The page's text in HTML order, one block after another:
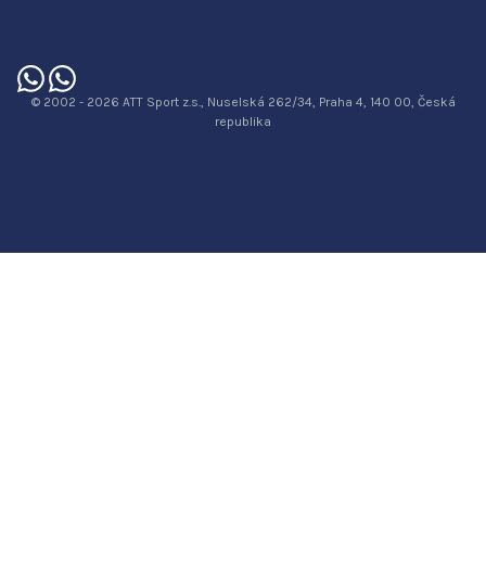
© 2002 - 2026 ATT Sport z.s., Nuselská 262/34, Praha 4, 140 00, Česká
republika